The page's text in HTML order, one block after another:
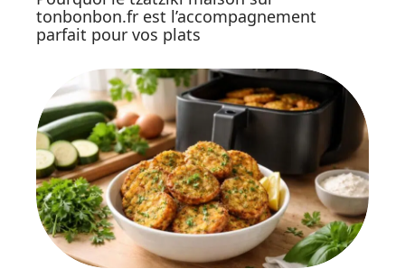
tonbonbon.fr est l’accompagnement
parfait pour vos plats